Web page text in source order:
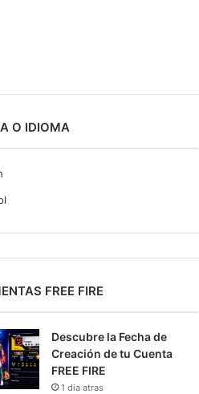
O IDIOMA
FREE FIRE
Descubre la Fecha de
Creación de tu Cuenta
FREE FIRE
1 dia atras